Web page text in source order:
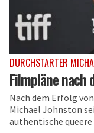
DURCHSTARTER
Filmpläne nach
Nach dem Erfolg
Michael Johnston
authentische